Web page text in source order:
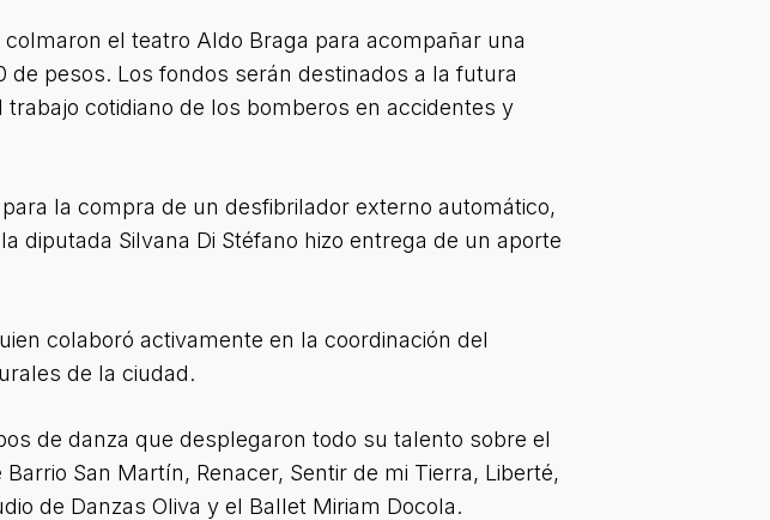
el teatro Aldo Braga para acompañar una
pesos. Los fondos serán destinados a la futura
cotidiano de los bomberos en accidentes y
la compra de un desfibrilador externo automático,
diputada Silvana Di Stéfano hizo entrega de un aporte
colaboró activamente en la coordinación del
de la ciudad.
de danza que desplegaron todo su talento sobre el
San Martín, Renacer, Sentir de mi Tierra, Liberté,
de Danzas Oliva y el Ballet Miriam Docola.